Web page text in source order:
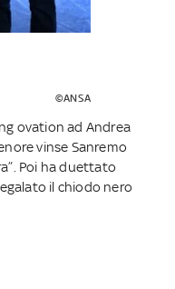
©ANSA
ovation ad Andrea
vinse Sanremo
Poi ha duettato
il chiodo nero